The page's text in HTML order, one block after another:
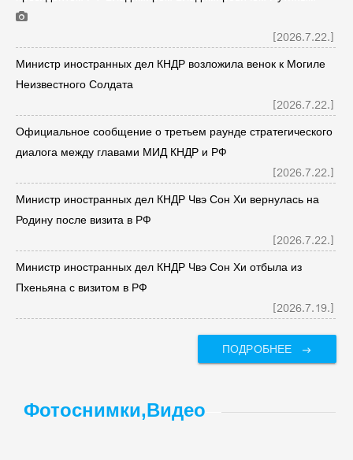
[2026.7.22.]
Министр иностранных дел КНДР возложила венок к Могиле
Неизвестного Солдата
[2026.7.22.]
Официальное сообщение о третьем раунде стратегического
диалога между главами МИД КНДР и РФ
[2026.7.22.]
Министр иностранных дел КНДР Чвэ Сон Хи вернулась на
Родину после визита в РФ
[2026.7.22.]
Министр иностранных дел КНДР Чвэ Сон Хи отбыла из
Пхеньяна с визитом в РФ
[2026.7.19.]
ПОДРОБНЕЕ
Фотоснимки,Видео